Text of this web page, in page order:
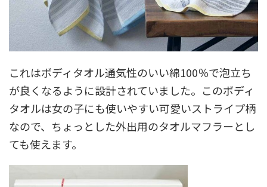
これはボディタオル通気性のいい綿100％で泡立ち
が良くなるように設計されていました。このボディ
タオルは女の子にも使いやすい可愛いストライプ柄
なので、ちょっとした外出用のタオルマフラーとし
ても使えます。